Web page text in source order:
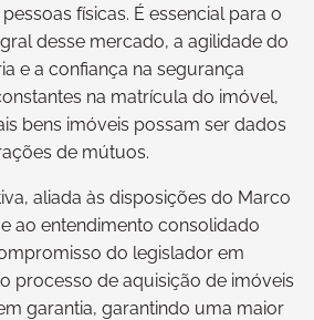
físicas. É essencial para o
desse mercado, a agilidade do
e a confiança na segurança
na matrícula do imóvel,
bens imóveis possam ser dados
de mútuos.
aliada às disposições do Marco
ao entendimento consolidado
do legislador em
processo de aquisição de imóveis
garantia, garantindo uma maior